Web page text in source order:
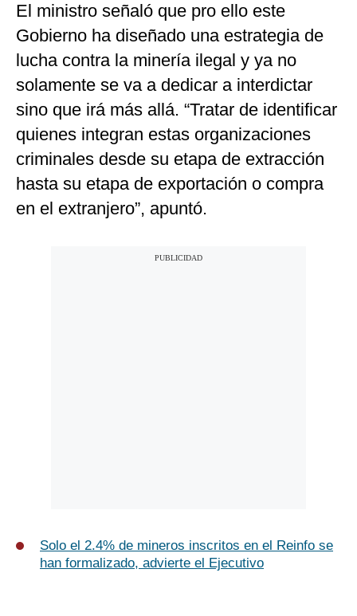
El ministro señaló que pro ello este
Gobierno ha diseñado una estrategia de
lucha contra la minería ilegal y ya no
solamente se va a dedicar a interdictar
sino que irá más allá. “Tratar de identificar
quienes integran estas organizaciones
criminales desde su etapa de extracción
hasta su etapa de exportación o compra
en el extranjero”, apuntó.
Solo el 2.4% de mineros inscritos en el Reinfo se
han formalizado, advierte el Ejecutivo